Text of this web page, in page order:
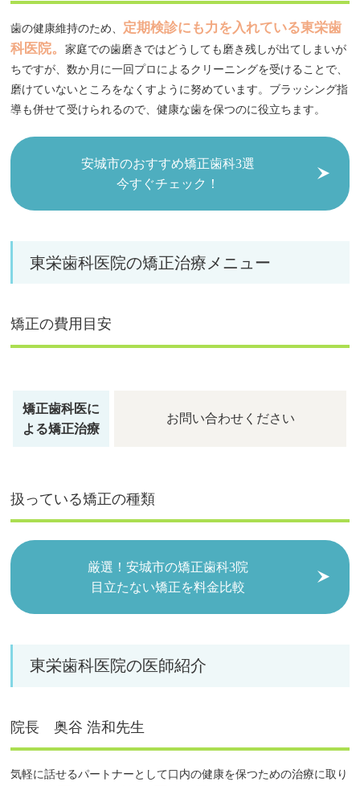
歯の健康維持のため、 定期検診にも力を入れている東栄歯
科医院。家庭での歯磨きではどうしても磨き残しが出てしまいが
ちですが、数か月に一回プロによるクリーニングを受けることで、
磨けていないところをなくすように努めています。ブラッシング指
導も併せて受けられるので、健康な歯を保つのに役立ちます。
安城市のおすすめ矯正歯科3選
今すぐチェック！
東栄歯科医院の矯正治療メニュー
矯正の費用目安
矯正歯科医に
よる矯正治療
お問い合わせください
扱っている矯正の種類
厳選！安城市の矯正歯科3院
目立たない矯正を料金比較
東栄歯科医院の医師紹介
院長 奥谷 浩和先生
気軽に話せるパートナーとして口内の健康を保つための治療に取り